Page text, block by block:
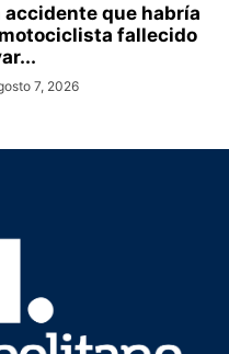
que habría
fallecido
7, 2026